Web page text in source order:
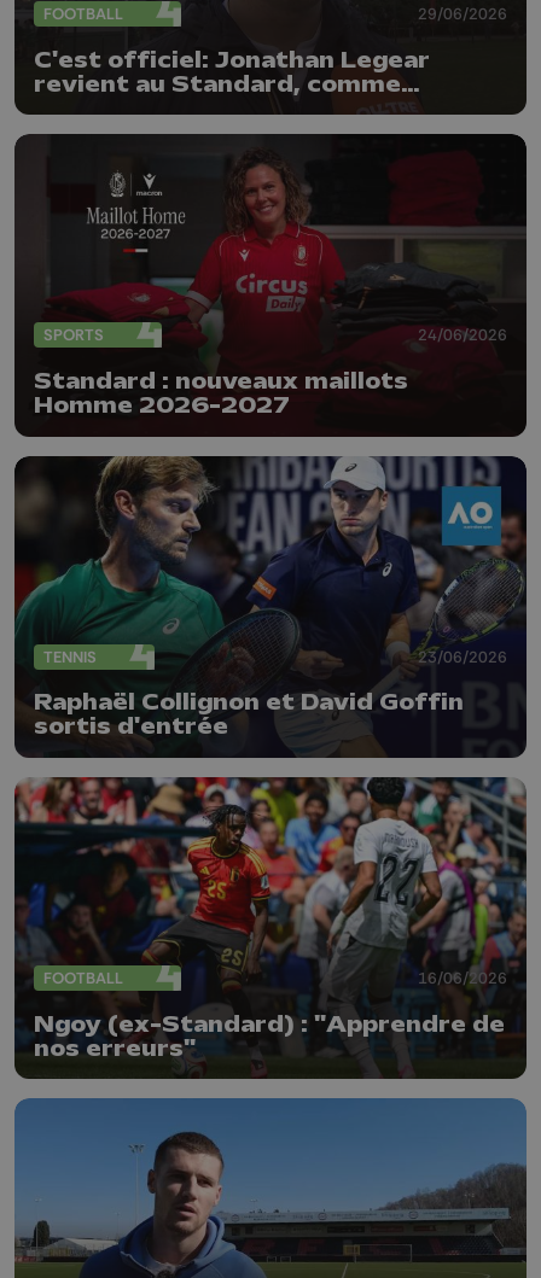
FOOTBALL 29/06/2026
C'est officiel: Jonathan Legear
revient au Standard, comme
entraîneur adjoint
SPORTS 24/06/2026
Standard : nouveaux maillots
Homme 2026-2027
TENNIS 23/06/2026
Raphaël Collignon et David Goffin
sortis d'entrée
FOOTBALL 16/06/2026
Ngoy (ex-Standard) : "Apprendre de
nos erreurs"